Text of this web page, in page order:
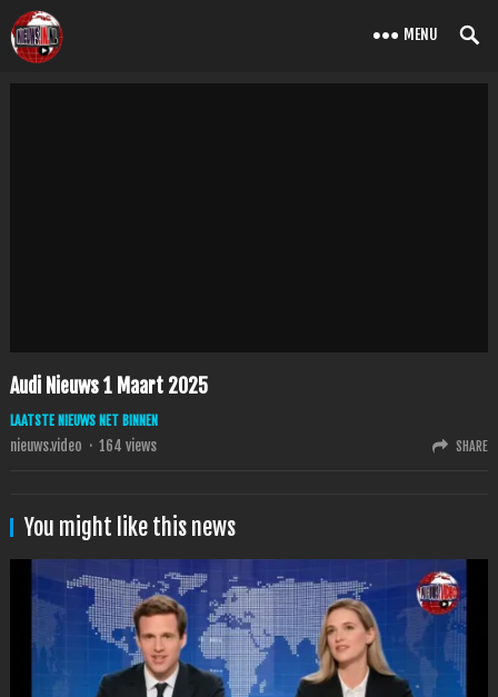
MENU
Audi Nieuws 1 Maart 2025
LAATSTE NIEUWS NET BINNEN
nieuws.video · 164 views SHARE
You might like this news